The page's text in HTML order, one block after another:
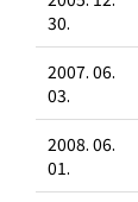
30.
2007. 06.
03.
2008. 06.
01.